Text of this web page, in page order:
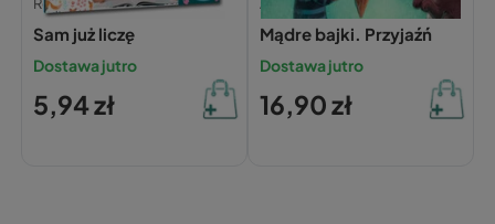
Sam już liczę
Dostawa jutro
5,94 zł
Mądre bajki. Przyjaźń
Dostawa jutro
16,90 zł